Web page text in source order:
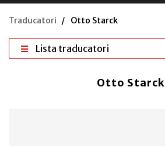
Traducatori Otto Starck
Lista traducatori
Otto Starck